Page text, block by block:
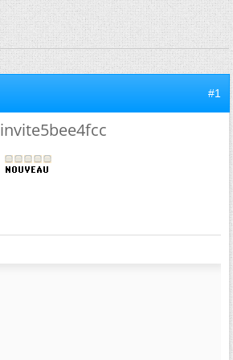
#1
invite5bee4fcc